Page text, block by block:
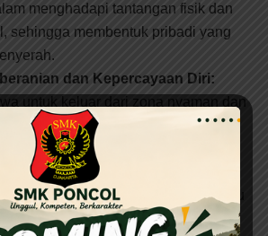
menghadapi tantangan fisik dan
sehingga membentuk pribadi yang
dan Kepercayaan Diri:
untuk keluar dari zona nyaman dan
keputusan melalui kegiatan yang
dan Adaptasi:
untuk hidup mandiri dan mampu
lingkungan baru yang jauh dari